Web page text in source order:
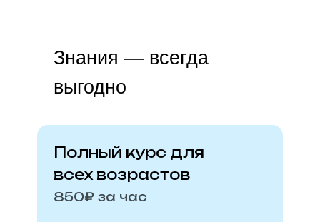
Знания — всегда
выгодно
Полный курс для
всех возрастов
850₽ за час